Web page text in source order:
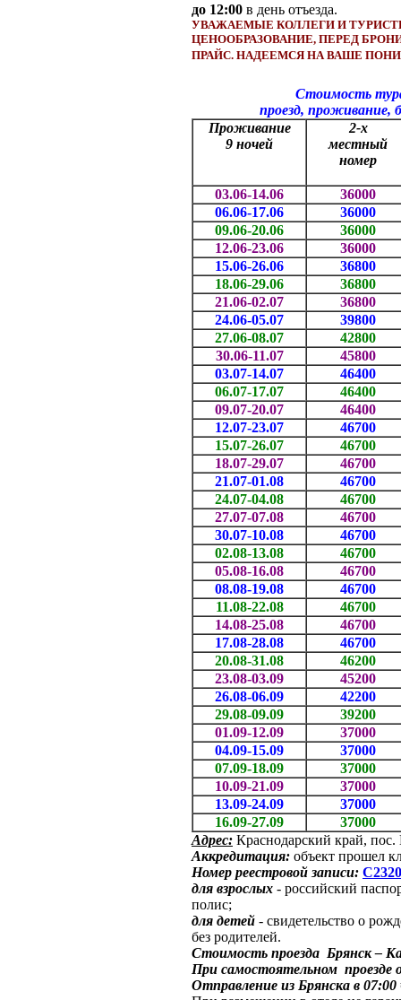
до 12:00 в день отъезда.
УВАЖАЕМЫЕ КОЛЛЕГИ И
ЦЕНООБРАЗОВАНИЕ, ПЕРЕД
ПРАЙС. НАДЕЕМСЯ НА ВАШЕ
Стоимость тура
проезд, проживание,
Проживание
9 ночей
2-х
местный
номер
03.06-14.06
36000
06.06-17.06
36000
09.06-20.06
36000
12.06-23.06
36000
15.06-26.06
36800
18.06-29.06
36800
21.06-02.07
36800
24.06-05.07
39800
27.06-08.07
42800
30.06-11.07
45800
03.07-14.07
46400
06.07-17.07
46400
09.07-20.07
46400
12.07-23.07
46700
15.07-26.07
46700
18.07-29.07
46700
21.07-01.08
46700
24.07-04.08
46700
27.07-07.08
46700
30.07-10.08
46700
02.08-13.08
46700
05.08-16.08
46700
08.08-19.08
46700
11.08-22.08
46700
14.08-25.08
46700
17.08-28.08
46700
20.08-31.08
46200
23.08-03.09
45200
26.08-06.09
42200
29.08-09.09
39200
01.09-12.09
37000
04.09-15.09
37000
07.09-18.09
37000
10.09-21.09
37000
13.09-24.09
37000
16.09-27.09
37000
Адрес: Краснодарский край,
Аккредитация: объект прошел
Номер реестровой записи:
для взрослых - российский
полис;
для детей - свидетельство о
без родителей.
Стоимость проезда Брянск –
При самостоятельном проезде
Отправление из Брянска в